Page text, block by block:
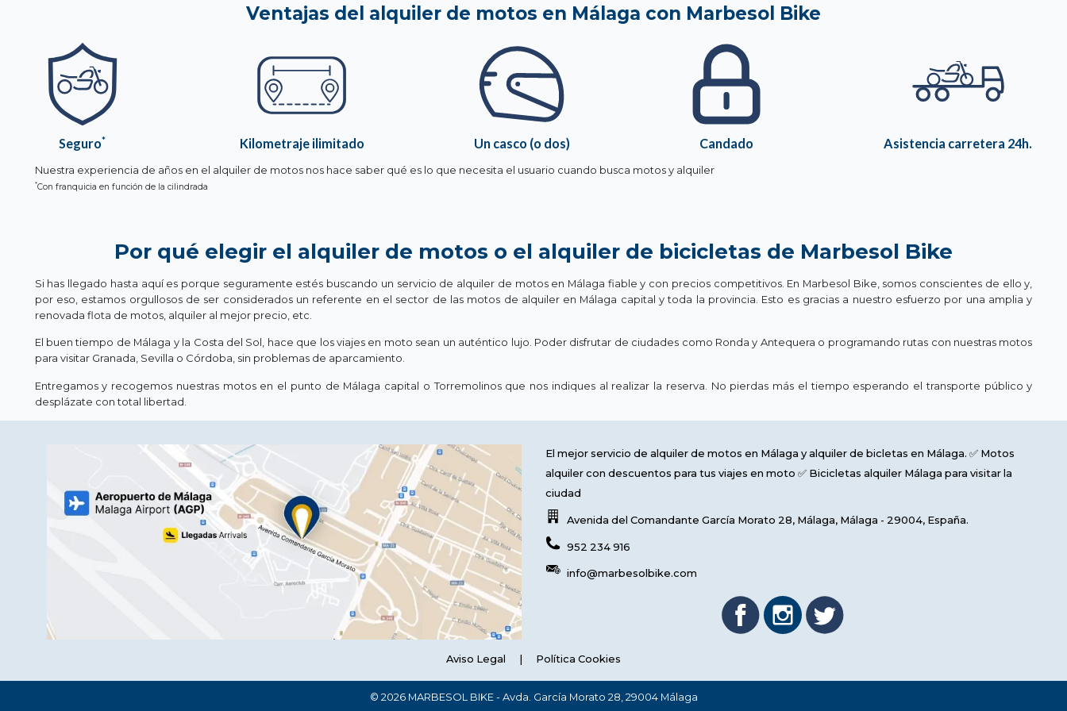
Ventajas del alquiler de motos en Málaga con Marbesol Bike
Seguro* Kilometraje ilimitado Un casco (o dos) Candado Asistencia carretera 24h.
Nuestra experiencia de años en el alquiler de motos nos hace saber qué es lo que necesita el usuario cuando busca motos y alquiler
*Con franquicia en función de la cilindrada
Por qué elegir el alquiler de motos o el alquiler de bicicletas de Marbesol Bike
Si has llegado hasta aquí es porque seguramente estés buscando un servicio de alquiler de motos en Málaga fiable y con precios competitivos. En Marbesol Bike, somos conscientes de ello y,
por eso, estamos orgullosos de ser considerados un referente en el sector de las motos de alquiler en Málaga capital y toda la provincia. Esto es gracias a nuestro esfuerzo por una amplia y
renovada flota de motos, alquiler al mejor precio, etc.
El buen tiempo de Málaga y la Costa del Sol, hace que los viajes en moto sean un auténtico lujo. Poder disfrutar de ciudades como Ronda y Antequera o programando rutas con nuestras motos
para visitar Granada, Sevilla o Córdoba, sin problemas de aparcamiento.
Entregamos y recogemos nuestras motos en el punto de Málaga capital o Torremolinos que nos indiques al realizar la reserva. No pierdas más el tiempo esperando el transporte público y
desplázate con total libertad.
El mejor servicio de alquiler de motos en Málaga y alquiler de bicletas en Málaga. ✅ Motos
alquiler con descuentos para tus viajes en moto ✅ Bicicletas alquiler Málaga para visitar la
ciudad
Avenida del Comandante García Morato 28, Málaga, Málaga - 29004, España.
952 234 916
info@marbesolbike.com
Aviso Legal | Política Cookies
© 2026 MARBESOL BIKE - Avda. García Morato 28, 29004 Málaga